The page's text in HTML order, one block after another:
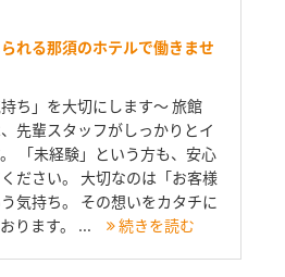
れる那須のホテルで働きませ
ち」を大切にします～ 旅館
先輩スタッフがしっかりとイ
「未経験」という方も、安心
ださい。 大切なのは「お客様
気持ち。 その想いをカタチに
ります。 ...
続きを読む